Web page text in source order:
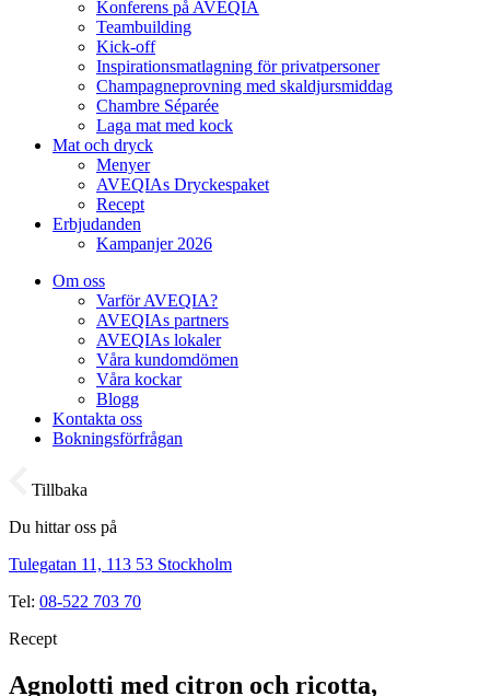
Konferens på AVEQIA
Teambuilding
Kick-off
Inspirationsmatlagning för privatpersoner
Champagneprovning med skaldjursmiddag
Chambre Séparée
Laga mat med kock
Mat och dryck
Menyer
AVEQIAs Dryckespaket
Recept
Erbjudanden
Kampanjer 2026
Om oss
Varför AVEQIA?
AVEQIAs partners
AVEQIAs lokaler
Våra kundomdömen
Våra kockar
Blogg
Kontakta oss
Bokningsförfrågan
Tillbaka
Du hittar oss på
Tulegatan 11, 113 53 Stockholm
Tel: 08-522 703 70
Recept
Agnolotti med citron och ricotta,